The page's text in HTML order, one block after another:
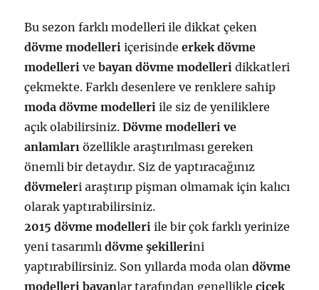
Bu sezon farklı modelleri ile dikkat çeken
dövme modelleri içerisindeerkek dövme
modelleri vebayan dövme modelleri dikkatleri
çekmekte. Farklı desenlere ve renklere sahip
moda dövme modelleri ile siz de yeniliklere
açık olabilirsiniz.Dövme modelleri ve
anlamları özellikle araştırılması gereken
önemli bir detaydır. Siz de yaptıracağınız
dövmeleri araştırıp pişman olmamak için kalıcı
olarak yaptırabilirsiniz.
2015 dövme modelleri ile bir çok farklı yerinize
yeni tasarımlıdövme şekillerini
yaptırabilirsiniz. Son yıllarda moda olandövme
modelleri bayanlar tarafından genellikleçiçek